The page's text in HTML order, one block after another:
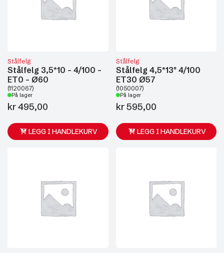
Stålfelg
Stålfelg 3,5*10 - 4/100 -
ET0 - Ø60
(1120067)
På lager
kr495,00
LEGG I HANDLEKURV
Stålfelg
Stålfelg 4,5*13" 4/100
ET30 Ø57
(1050007)
På lager
kr595,00
LEGG I HANDLEKURV